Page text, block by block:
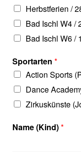
Herbstferien /
Bad Ischl W4 /
Bad Ischl W6 /
Sportarten *
Action Sports
Dance
Zirkuskünste
Name (Kind)*